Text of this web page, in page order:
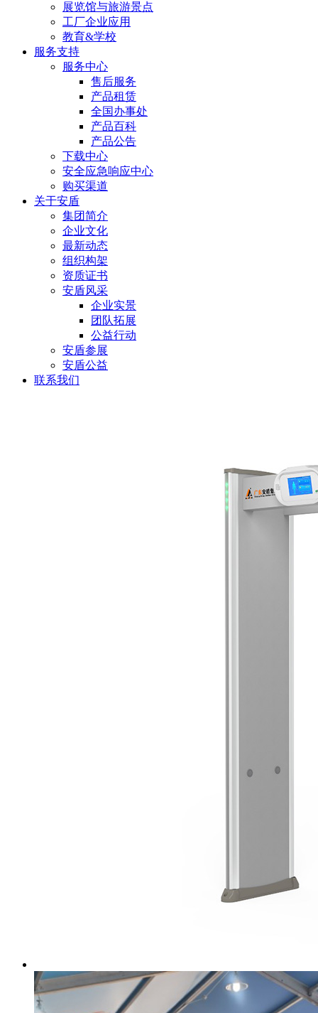
展览馆与旅游景点
工厂企业应用
教育&学校
服务支持
服务中心
售后服务
产品租赁
全国办事处
产品百科
产品公告
下载中心
安全应急响应中心
购买渠道
关于安盾
集团简介
企业文化
最新动态
组织构架
资质证书
安盾风采
企业实景
团队拓展
公益行动
安盾参展
安盾公益
联系我们